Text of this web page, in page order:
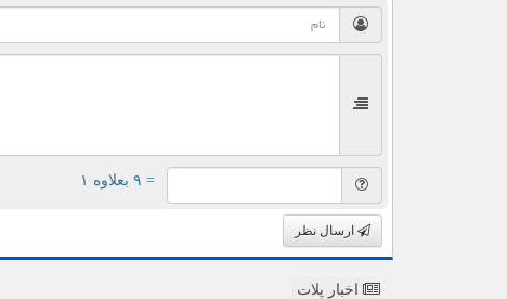
= ۹ بعلاوه ۱
ارسال نظر
اخبار پلات